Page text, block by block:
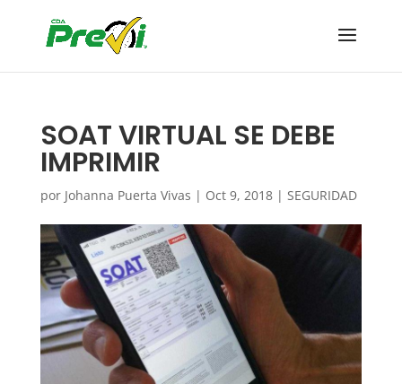
SOAT VIRTUAL SE DEBE
IMPRIMIR
por Johanna Puerta Vivas | Oct 9, 2018| SEGURIDAD